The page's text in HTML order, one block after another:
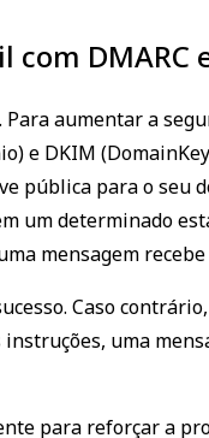
IP address
DMARC
aumentar a
e DKIM
pública para o seu
determinado
mensagem
Caso
uma
para reforçar a